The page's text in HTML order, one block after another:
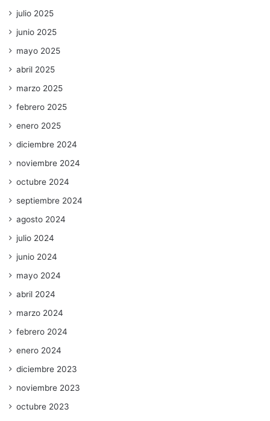
julio 2025
junio 2025
mayo 2025
abril 2025
marzo 2025
febrero 2025
enero 2025
diciembre 2024
noviembre 2024
octubre 2024
septiembre 2024
agosto 2024
julio 2024
junio 2024
mayo 2024
abril 2024
marzo 2024
febrero 2024
enero 2024
diciembre 2023
noviembre 2023
octubre 2023